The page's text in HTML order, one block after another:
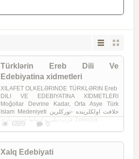
Türklərin Ereb Dili Ve
Edebiyatina xidmetleri
XILAFET OLKELƏRINDE TÜRKLƏRIN Ereb
DILI VE EDEBIYATINA XİDMETLERI
Moğollar Devrine Kadar, Orta Asye Türk
Islam Medeniyeti خلافت اولکلرینده -تورکلرین
عرب دیلی و ادبیاتنا خیدمت‌لری Zekeriya ...
6889 0
Xalq Edebiyati